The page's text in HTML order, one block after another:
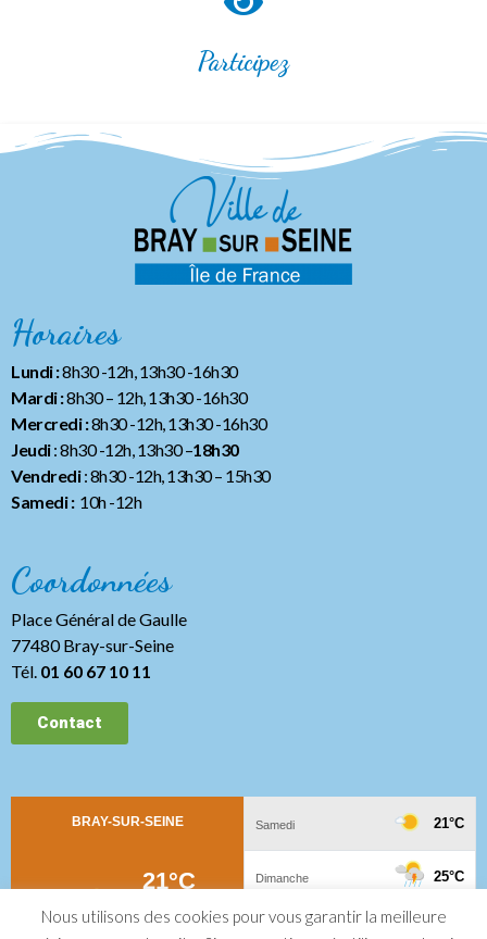
Participez
Horaires
Lundi :8h30 -12h, 13h30 -16h30
Mardi :8h30 – 12h, 13h30 -16h30
Mercredi :8h30 -12h, 13h30 -16h30
Jeudi: 8h30 -12h, 13h30 –18h30
Vendredi: 8h30 -12h, 13h30– 15h30
Samedi :10h -12h
Coordonnées
Place Général de Gaulle
77480 Bray-sur-Seine
Tél. 01 60 67 10 11
Contact
Nous utilisons des cookies pour vous garantir la meilleure